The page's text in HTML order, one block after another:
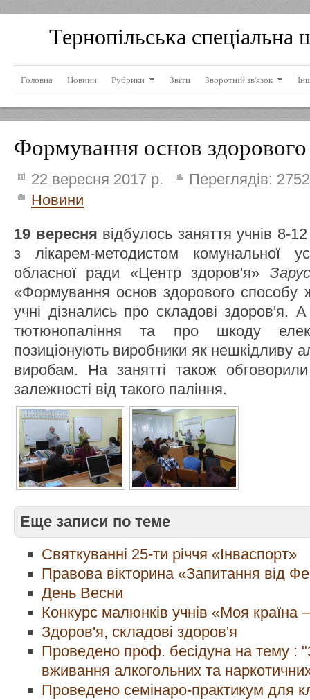
Тернопільська спеціальна
Головна Новини Рубрики Звіти Зворотній зв'язок
Формування основ
22 вересня 2017 р. Переглядів: 2752
Новини
19 вересня відбулось заняття учнів 8-
з лікарем-методистом комунальної
обласної ради «Центр здоров'я»
«Формування основ здорового способу
учні дізнались про складові здоров'я.
тютюнопаління та про шкоду
позиціонують виробники як нешкідливу
виробам. На занятті також
залежності від такого паління.
Еще записи по теме
Святкуванні 25-ти річчя «Інваспорт»
Правова вікторина «Запитання від
День Весни
Конкурс малюнків учнів «Моя країна
Здоров'я, складові здоров'я
Проведено проф. бесідуна на тему :
вживання алкогольних та
Проведено семінаро-практикум для